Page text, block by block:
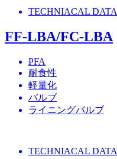
TECHNIACAL DATA
FF-LBA/FC-LBA
PFA
耐食性
軽量化
バルブ
ライニングバルブ
TECHNIACAL DATA